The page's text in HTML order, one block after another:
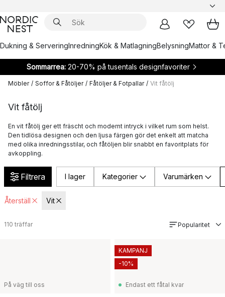
Dukning & ServeringInredningKök & MatlagningBelysningMattor &
Sommarrea:20-70% på tusentals designfavoriter
Möbler / Soffor & Fåtöljer / Fåtöljer & Fotpallar / Vit fåtölj
Vit fåtölj
En vit fåtölj ger ett fräscht och modernt intryck i vilket rum som helst.
Den tidlösa designen och den ljusa färgen gör det enkelt att matcha
med olika inredningsstilar, och fåtöljen blir snabbt en favoritplats för
avkoppling.
Filtrera I lager Kategorier Varumärken
Återställ Vit
110 träffar Popularitet
På väg till oss Endast ett fåtal kvar
KAMPANJ
-10%